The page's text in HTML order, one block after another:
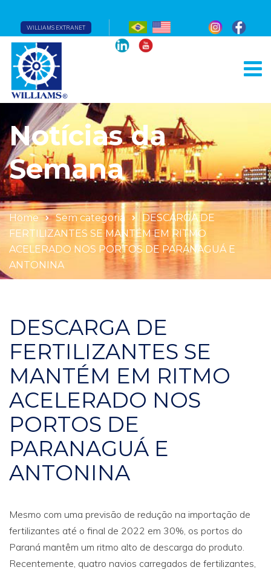
WILLIAMS EXTRANET
Notícias da
Semana
Home Sem categoria
DESCARGA DE
FERTILIZANTES SE MANTÉM EM RITMO
ACELERADO NOS PORTOS DE PARANAGUÁ E
ANTONINA
DESCARGA DE
FERTILIZANTES SE
MANTÉM EM RITMO
ACELERADO NOS
PORTOS DE
PARANAGUÁ E
ANTONINA
Mesmo com uma previsão de redução na importação de
fertilizantes até o final de 2022 em 30%, os portos do
Paraná mantêm um ritmo alto de descarga do produto.
Recentemente, quatro navios carregados de fertilizantes,